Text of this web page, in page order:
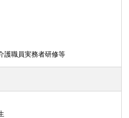
護職員実務者研修等